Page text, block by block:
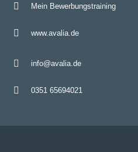
Mein Bewerbungstraining
www.avalia.de
info@avalia.de
0351 65694021